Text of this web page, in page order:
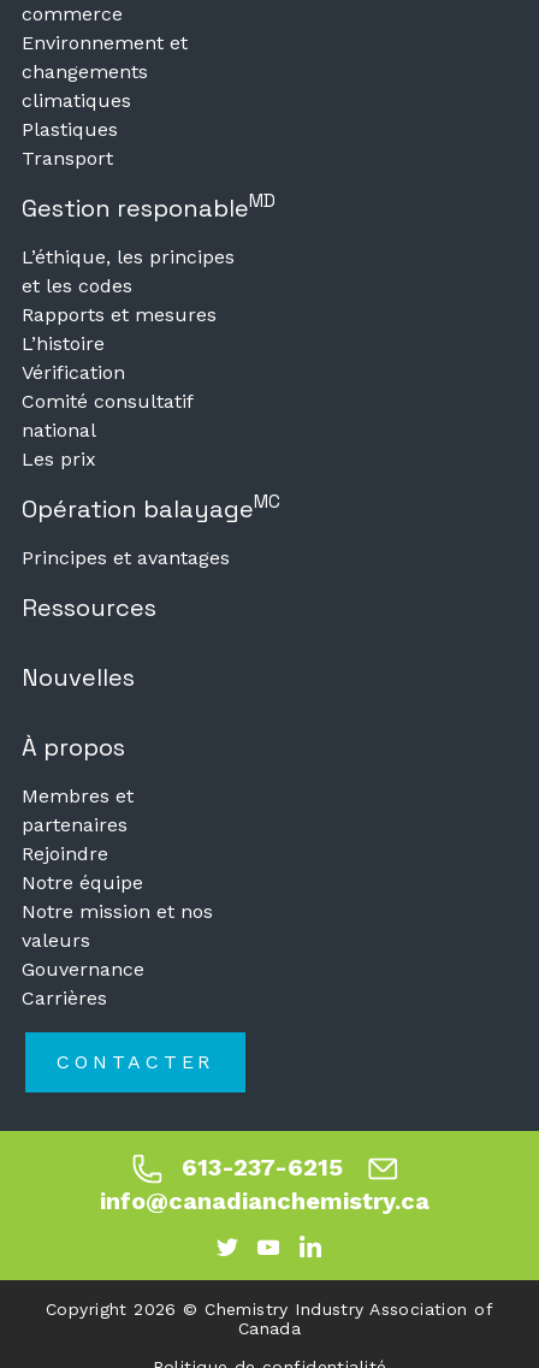
commerce
Environnement et
changements
climatiques
Plastiques
Transport
Gestion responableMD
L’éthique, les principes
et les codes
Rapports et mesures
L’histoire
Vérification
Comité consultatif
national
Les prix
Opération balayageMC
Principes et avantages
Ressources
Nouvelles
À propos
Membres et
partenaires
Rejoindre
Notre équipe
Notre mission et nos
valeurs
Gouvernance
Carrières
CONTACTER
613-237-6215
info@canadianchemistry.ca
Copyright 2026 © Chemistry Industry Association of
Canada